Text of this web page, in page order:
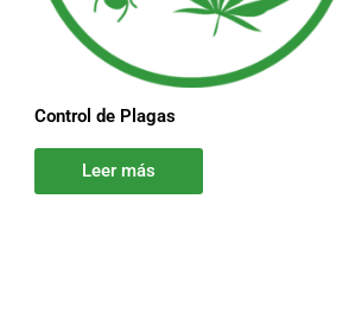
Control de Plagas
Leer más